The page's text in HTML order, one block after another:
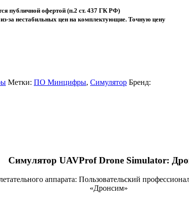
публичной офертой (п.2 ст. 437 ГК РФ)
за нестабильных цен на комплектующие. Точную цену
Метки: ПО Минцифры, Симулятор Бренд:
Симулятор UAVProf Drone Simulator:
аппарата: Пользовательский
«Дронсим»